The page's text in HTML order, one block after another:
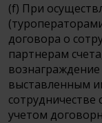
(f) При
договора о
партнерам
выставленным
сотрудничестве
учетом